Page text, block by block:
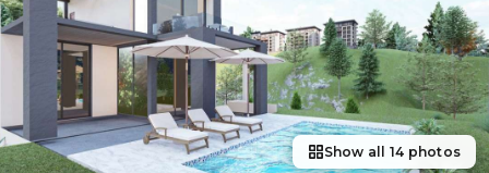
Show all 14 photos